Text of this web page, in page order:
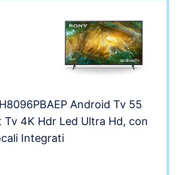
Android Tv 55
Tv 4K Hdr Led Ultra Hd, con
Integrati